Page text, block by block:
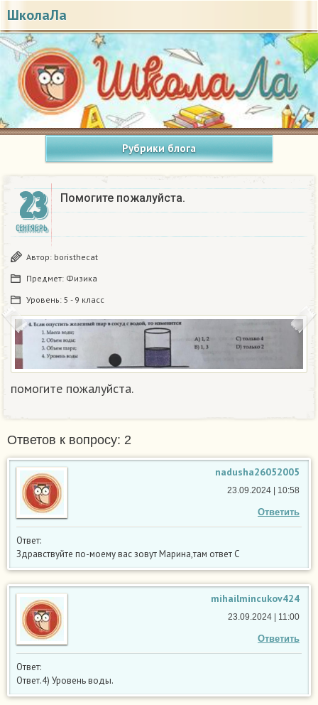
ШколаЛа
Рубрики блога
23
СЕНТЯБРЬ
Помогите пожалуйста.​
Автор: boristhecat
Предмет: Физика
Уровень: 5 - 9 класс
помогите пожалуйста.​
Ответов к вопросу: 2
nadusha26052005
Ответить
23.09.2024 | 10:58
Ответ:
Здравствуйте по-моему вас зовут Марина,там ответ С
mihailmincukov424
Ответить
23.09.2024 | 11:00
Ответ:
Ответ.4) Уровень воды.